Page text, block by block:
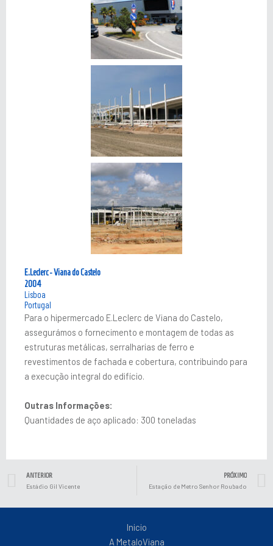
E.Leclerc - Viana do Castelo
2004
Lisboa
Portugal
Para o hipermercado E.Leclerc de Viana do Castelo,
assegurámos o fornecimento e montagem de todas as
estruturas metálicas, serralharias de ferro e
revestimentos de fachada e cobertura, contribuindo para
a execução integral do edifício.
Outras Informações:
Quantidades de aço aplicado: 300 toneladas
Prev
ANTERIOR
Estádio Gil Vicente
PRÓXIMO
Estação de Metro Senhor Roubado
Inicio
A MetaloViana